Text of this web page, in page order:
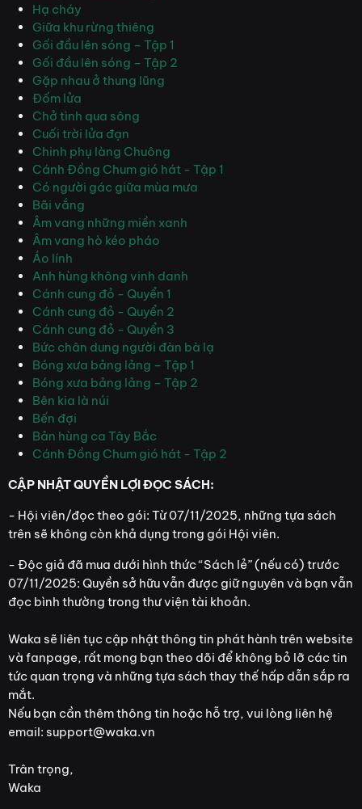
Hạ cháy
Giữa khu rừng thiêng
Gối đầu lên sóng – Tập 1
Gối đầu lên sóng – Tập 2
Gặp nhau ở thung lũng
Đốm lửa
Chở tình qua sông
Cuối trời lửa đạn
Chinh phụ làng Chuông
Cánh Đồng Chum gió hát - Tập 1
Có người gác giữa mùa mưa
Bãi vắng
Âm vang những miền xanh
Âm vang hò kéo pháo
Áo lính
Anh hùng không vinh danh
Cánh cung đỏ - Quyển 1
Cánh cung đỏ - Quyển 2
Cánh cung đỏ - Quyển 3
Bức chân dung người đàn bà lạ
Bóng xưa bảng lảng – Tập 1
Bóng xưa bảng lảng – Tập 2
Bên kia là núi
Bến đợi
Bản hùng ca Tây Bắc
Cánh Đồng Chum gió hát - Tập 2
CẬP NHẬT QUYỀN LỢI ĐỌC SÁCH:
- Hội viên/đọc theo gói: Từ 07/11/2025, những tựa sách
trên sẽ không còn khả dụng trong gói Hội viên.
- Độc giả đã mua dưới hình thức “Sách lẻ” (nếu có) trước
07/11/2025: Quyền sở hữu vẫn được giữ nguyên và bạn vẫn
đọc bình thường trong thư viện tài khoản.
Waka sẽ liên tục cập nhật thông tin phát hành trên website
và fanpage, rất mong bạn theo dõi để không bỏ lỡ các tin
tức quan trọng và những tựa sách thay thế hấp dẫn sắp ra
mắt.
Nếu bạn cần thêm thông tin hoặc hỗ trợ, vui lòng liên hệ
email: support@waka.vn
Trân trọng,
Waka